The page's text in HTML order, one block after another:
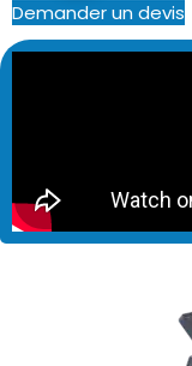
Demander un devis